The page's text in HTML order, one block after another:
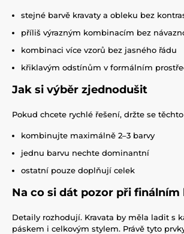
stejné barvě kravaty a obleku bez
příliš výrazným kombinacím bez
kombinaci více vzorů bez jasného řádu
křiklavým odstínům v formálním
Jak si výběr zjednodušit
Pokud chcete rychlé řešení, držte se
kombinujte maximálně 2–3 barvy
jednu barvu nechte dominantní
ostatní pouze doplňují celek
Na co si dát pozor při finálním
Detaily rozhodují. Kravata by měla ladit s
páskem i celkovým stylem. Právě tyto